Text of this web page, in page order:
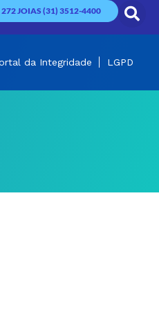
JOIAS (31) 3512-4400
da Integridade LGPD